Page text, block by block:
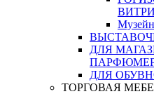
ДЛЯ
ДЛЯ
ТОРГОВАЯ